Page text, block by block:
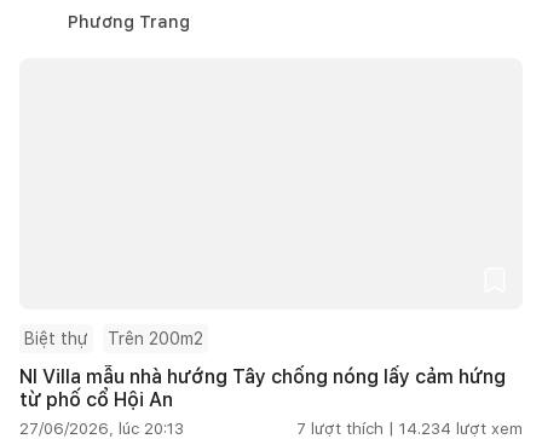
Phương Trang
Biệt thự Trên 200m2
NI Villa mẫu nhà hướng Tây chống nóng lấy cảm hứng
từ phố cổ Hội An
27/06/2026, lúc 20:13 7 lượt thích | 14.234 lượt xem